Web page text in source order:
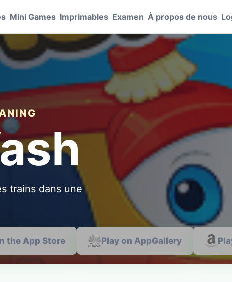
Mini Games Imprimables Examen À propos de nous
trains dans une
the App Store Play on AppGallery